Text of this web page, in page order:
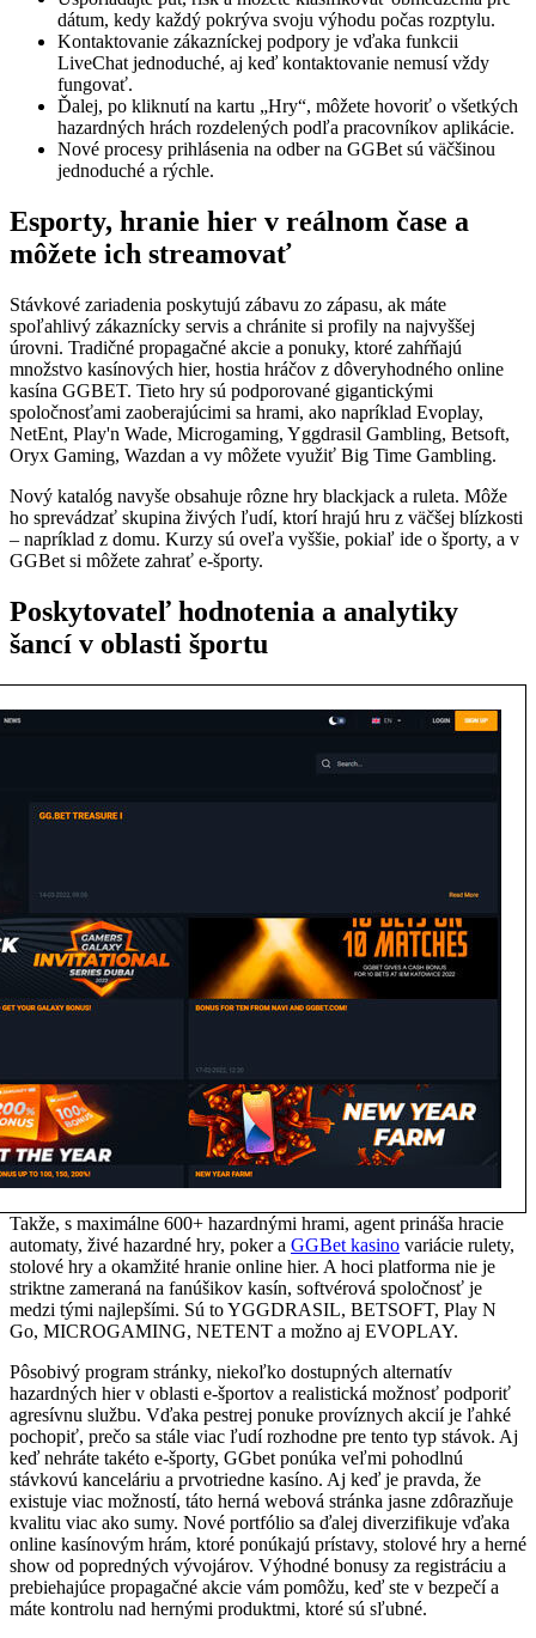
dátum, kedy každý pokrýva svoju výhodu počas rozptylu.
Kontaktovanie zákazníckej podpory je vďaka funkcii
LiveChat jednoduché, aj keď kontaktovanie nemusí vždy
fungovať.
Ďalej, po kliknutí na kartu „Hry“, môžete hovoriť o všetkých
hazardných hrách rozdelených podľa pracovníkov aplikácie.
Nové procesy prihlásenia na odber na GGBet sú väčšinou
jednoduché a rýchle.
Esporty, hranie hier v reálnom čase a
môžete ich streamovať
Stávkové zariadenia poskytujú zábavu zo zápasu, ak máte
spoľahlivý zákaznícky servis a chránite si profily na najvyššej
úrovni. Tradičné propagačné akcie a ponuky, ktoré zahŕňajú
množstvo kasínových hier, hostia hráčov z dôveryhodného online
kasína GGBET. Tieto hry sú podporované gigantickými
spoločnosťami zaoberajúcimi sa hrami, ako napríklad Evoplay,
NetEnt, Play'n Wade, Microgaming, Yggdrasil Gambling, Betsoft,
Oryx Gaming, Wazdan a vy môžete využiť Big Time Gambling.
Nový katalóg navyše obsahuje rôzne hry blackjack a ruleta. Môže
ho sprevádzať skupina živých ľudí, ktorí hrajú hru z väčšej blízkosti
– napríklad z domu. Kurzy sú oveľa vyššie, pokiaľ ide o športy, a v
GGBet si môžete zahrať e-športy.
Poskytovateľ hodnotenia a analytiky
šancí v oblasti športu
Takže, s maximálne 600+ hazardnými hrami, agent prináša hracie
automaty, živé hazardné hry, poker a GGBet kasino variácie rulety,
stolové hry a okamžité hranie online hier. A hoci platforma nie je
striktne zameraná na fanúšikov kasín, softvérová spoločnosť je
medzi tými najlepšími. Sú to YGGDRASIL, BETSOFT, Play N
Go, MICROGAMING, NETENT a možno aj EVOPLAY.
Pôsobivý program stránky, niekoľko dostupných alternatív
hazardných hier v oblasti e-športov a realistická možnosť podporiť
agresívnu službu. Vďaka pestrej ponuke províznych akcií je ľahké
pochopiť, prečo sa stále viac ľudí rozhodne pre tento typ stávok. Aj
keď nehráte takéto e-športy, GGbet ponúka veľmi pohodlnú
stávkovú kanceláriu a prvotriedne kasíno. Aj keď je pravda, že
existuje viac možností, táto herná webová stránka jasne zdôrazňuje
kvalitu viac ako sumy. Nové portfólio sa ďalej diverzifikuje vďaka
online kasínovým hrám, ktoré ponúkajú prístavy, stolové hry a herné
show od popredných vývojárov. Výhodné bonusy za registráciu a
prebiehajúce propagačné akcie vám pomôžu, keď ste v bezpečí a
máte kontrolu nad hernými produktmi, ktoré sú sľubné.